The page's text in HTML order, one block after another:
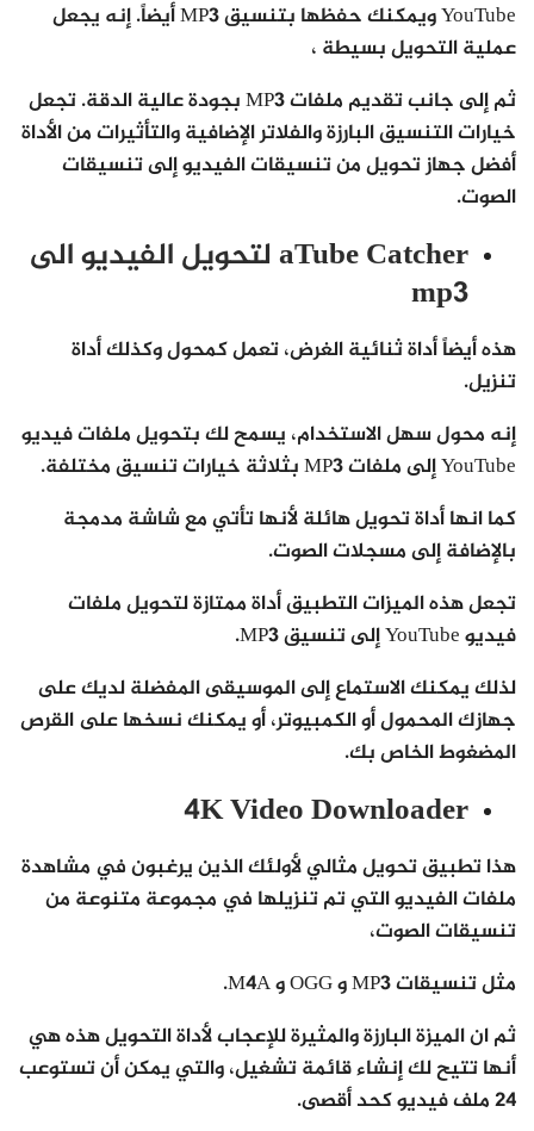
YouTube ويمكنك حفظها بتنسيق MP3 أيضاً. إنه يجعل
عملية التحويل بسيطة ،
ثم إلى جانب تقديم ملفات MP3 بجودة عالية الدقة. تجعل
خيارات التنسيق البارزة والفلاتر الإضافية والتأثيرات من الأداة
أفضل جهاز تحويل من تنسيقات الفيديو إلى تنسيقات
الصوت.
aTube Catcher لتحويل الفيديو الى
mp3
هذه أيضاً أداة ثنائية الغرض، تعمل كمحول وكذلك أداة
تنزيل.
إنه محول سهل الاستخدام، يسمح لك بتحويل ملفات فيديو
YouTube إلى ملفات MP3 بثلاثة خيارات تنسيق مختلفة.
كما انها أداة تحويل هائلة لأنها تأتي مع شاشة مدمجة
بالإضافة إلى مسجلات الصوت.
تجعل هذه الميزات التطبيق أداة ممتازة لتحويل ملفات
فيديو YouTube إلى تنسيق MP3.
لذلك يمكنك الاستماع إلى الموسيقى المفضلة لديك على
جهازك المحمول أو الكمبيوتر، أو يمكنك نسخها على القرص
المضغوط الخاص بك.
4K Video Downloader
هذا تطبيق تحويل مثالي لأولئك الذين يرغبون في مشاهدة
ملفات الفيديو التي تم تنزيلها في مجموعة متنوعة من
تنسيقات الصوت،
مثل تنسيقات MP3 و OGG و M4A.
ثم ان الميزة البارزة والمثيرة للإعجاب لأداة التحويل هذه هي
أنها تتيح لك إنشاء قائمة تشغيل، والتي يمكن أن تستوعب
24 ملف فيديو كحد أقصى.